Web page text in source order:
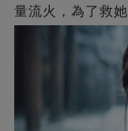
量流火，為了救她